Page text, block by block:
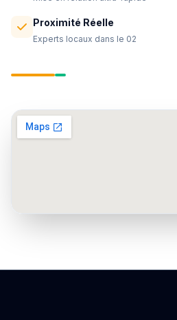
Proximité Réelle
Experts locaux dans le 02